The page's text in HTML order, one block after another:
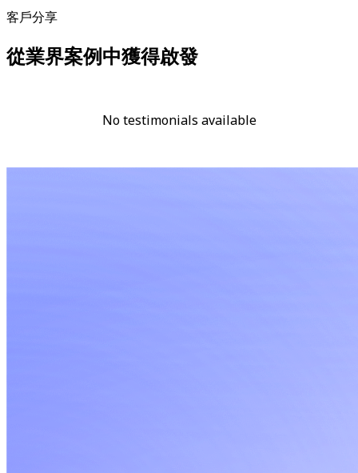
客戶分享
從業界案例中獲得啟發
No testimonials available